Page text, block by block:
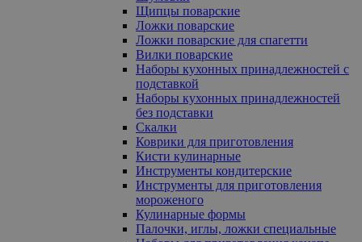
Щипцы поварские
Ложки поварские
Ложки поварские для спагетти
Вилки поварские
Наборы кухонных принадлежностей с
подставкой
Наборы кухонных принадлежностей
без подставки
Скалки
Коврики для приготовления
Кисти кулинарные
Инструменты кондитерские
Инструменты для приготовления
мороженого
Кулинарные формы
Палочки, иглы, ложки специальные